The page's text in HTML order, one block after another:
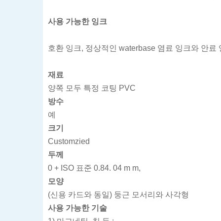
사용 가능한 잉크
호환 잉크, 정상적인 waterbase 염료 잉크와 안료
재료
양쪽 모두 특정 코팅 PVC
방수
예
크기
Customzied
두께
0 + ISO 표준 0.84. 04 m m,
모양
(신용 카드와 동일) 둥근 모서리와 사각형
사용 가능한 기술